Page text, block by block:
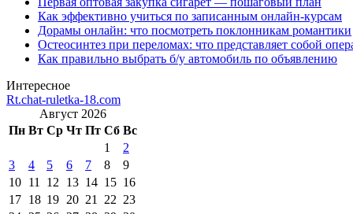
Как эффективно учиться по записанным онлайн-курсам
Дорамы онлайн: что посмотреть поклонникам романтики
Остеосинтез при переломах: что представляет собой
Как правильно выбрать б/у автомобиль по объявлению
Интересное
Rt.chat-ruletka-18.com
Август 2026
Пн Вт Ср Чт Пт Сб Вс
1
2
3
4 5 6 7 8
9
10 11 12 13 14 15 16
17 18 19 20 21 22 23